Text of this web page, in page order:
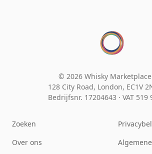
© 2026 Whisky
128 City Road, London, EC1V
Bedrijfsnr. 17204643 · VAT 519
Zoeken
Over ons